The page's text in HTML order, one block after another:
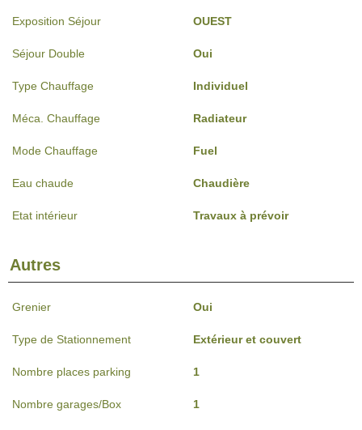
Exposition Séjour OUEST
Séjour Double Oui
Type Chauffage Individuel
Méca. Chauffage Radiateur
Mode Chauffage Fuel
Eau chaude Chaudière
Etat intérieur Travaux à prévoir
Autres
Grenier Oui
Type de Stationnement Extérieur et couvert
Nombre places parking 1
Nombre garages/Box 1